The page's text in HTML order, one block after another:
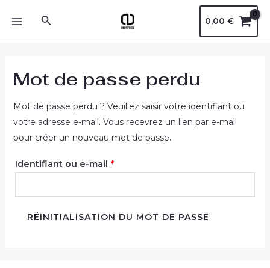
Rechercher 0,00€
Mot de passe perdu
Mot de passe perdu ? Veuillez saisir votre identifiant ou
votre adresse e-mail. Vous recevrez un lien par e-mail
pour créer un nouveau mot de passe.
Identifiant ou e-mail *
RÉINITIALISATION DU MOT DE PASSE